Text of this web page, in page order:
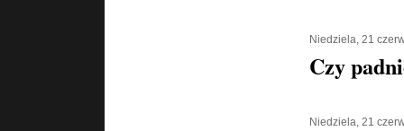
Niedziela, 21
Czy
Niedziela, 21